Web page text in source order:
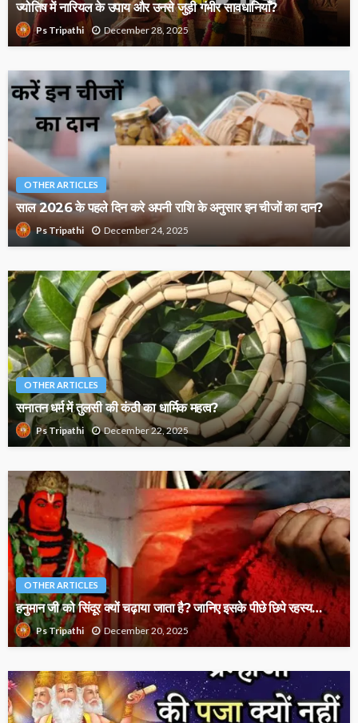
ज्योतिष में नारियल के उपाय और उनसे जुड़ी गंभीर सावधानियाँ?
Ps Tripathi December 28, 2025
OTHER ARTICLES
साल 2026 के पहले दिन करे अपनी राशि के अनुसार इन चीजों का दान?
Ps Tripathi December 24, 2025
OTHER ARTICLES
सनातन धर्म में तुलसी की कंठी का धार्मिक महत्व?
Ps Tripathi December 22, 2025
OTHER ARTICLES
हनुमान जी को सिंदूर क्यों चढ़ाया जाता है? जानिए इसके पीछे छिपे रहस्य…
Ps Tripathi December 20, 2025